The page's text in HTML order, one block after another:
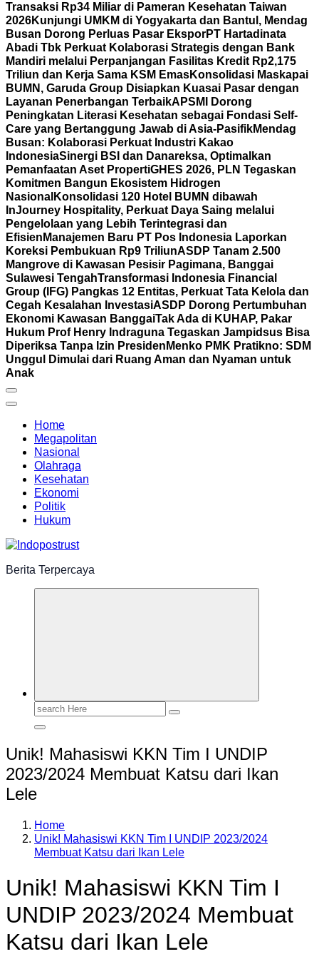
Transaksi Rp34 Miliar di Pameran Kesehatan Taiwan
2026Kunjungi UMKM di Yogyakarta dan Bantul, Mendag
Busan Dorong Perluas Pasar EksporPT Hartadinata
Abadi Tbk Perkuat Kolaborasi Strategis dengan Bank
Mandiri melalui Perpanjangan Fasilitas Kredit Rp2,175
Triliun dan Kerja Sama KSM EmasKonsolidasi Maskapai
BUMN, Garuda Group Disiapkan Kuasai Pasar dengan
Layanan Penerbangan TerbaikAPSMI Dorong
Peningkatan Literasi Kesehatan sebagai Fondasi Self-
Care yang Bertanggung Jawab di Asia-PasifikMendag
Busan: Kolaborasi Perkuat Industri Kakao
IndonesiaSinergi BSI dan Danareksa, Optimalkan
Pemanfaatan Aset PropertiGHES 2026, PLN Tegaskan
Komitmen Bangun Ekosistem Hidrogen
Nasional Konsolidasi 120 Hotel BUMN dibawah
InJourney Hospitality, Perkuat Daya Saing melalui
Pengelolaan yang Lebih Terintegrasi dan
Efisien Manajemen Baru PT Pos Indonesia Laporkan
Koreksi Pembukuan Rp9 TriliunASDP Tanam 2.500
Mangrove di Kawasan Pesisir Pagimana, Banggai
Sulawesi TengahTransformasi Indonesia Financial
Group (IFG) Pangkas 12 Entitas, Perkuat Tata Kelola dan
Cegah Kesalahan InvestasiASDP Dorong Pertumbuhan
Ekonomi Kawasan BanggaiTak Ada di KUHAP, Pakar
Hukum Prof Henry Indraguna Tegaskan Jampidsus Bisa
Diperiksa Tanpa Izin Presiden Menko PMK Pratikno: SDM
Unggul Dimulai dari Ruang Aman dan Nyaman untuk
Anak
Home
Megapolitan
Nasional
Olahraga
Kesehatan
Ekonomi
Politik
Hukum
Berita Terpercaya
Search
Unik! Mahasiswi KKN Tim I UNDIP
2023/2024 Membuat Katsu dari Ikan
Lele
Home
Unik! Mahasiswi KKN Tim I UNDIP 2023/2024
Membuat Katsu dari Ikan Lele
Unik! Mahasiswi KKN Tim I
UNDIP 2023/2024 Membuat
Katsu dari Ikan Lele